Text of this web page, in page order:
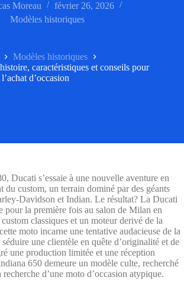
Moreau
février 26, 2026
Modèles historiques
Modèles historiques
caractéristiques et conseils pour
l’achat d’occasion
Ducati s’essaie à une nouvelle aventure en
du custom, un terrain dominé par des géants
Davidson et Indian. Le résultat? La Ducati
pour la première fois au salon de Milan en
classiques et un moteur derivé de la
moto incarne une tentative audacieuse de la
une clientèle en quête d’originalité et de
une production limitée et une réception
650 demeure un modèle culte, recherché
recherche d’une moto d’occasion atypique.